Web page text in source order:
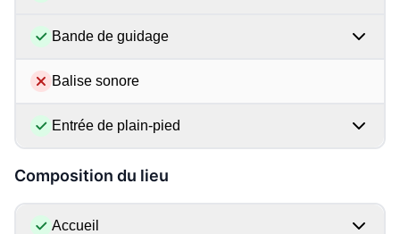
Bande de guidage
Balise sonore
Entrée de plain-pied
Composition du lieu
Accueil